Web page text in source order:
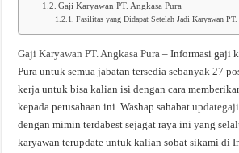
Gaji Karyawan PT. Angkasa Pura
Fasilitas yang Didapat Setelah Jadi Karyawan PT.
Gaji Karyawan PT. Angkasa Pura – Informasi gaji
Pura untuk semua jabatan tersedia sebanyak 27
kerja untuk bisa kalian isi dengan cara
kepada perusahaan ini. Washap sahabat
dengan mimin terdabest sejagat raya ini yang
karyawan terupdate untuk kalian sobat sikami di